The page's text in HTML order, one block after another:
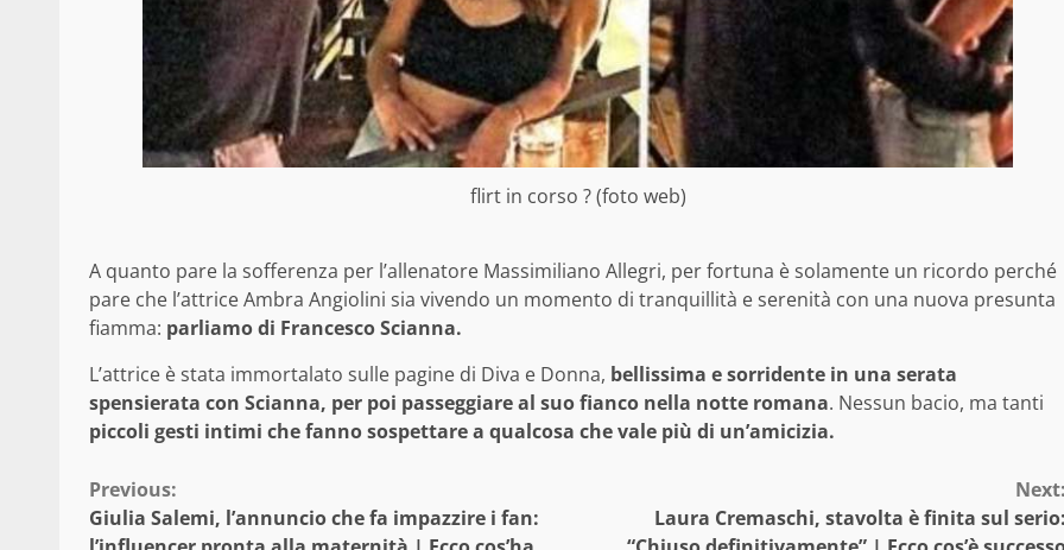
flirt in corso ? (foto web)
A quanto pare la sofferenza per l’allenatore Massimiliano Allegri, per fortuna è solamente un ricordo perché
pare che l’attrice Ambra Angiolini sia vivendo un momento di tranquillità e serenità con una nuova presunta
fiamma: parliamo di Francesco Scianna.
L’attrice è stata immortalato sulle pagine di Diva e Donna, bellissima e sorridente in una serata
spensierata con Scianna, per poi passeggiare al suo fianco nella notte romana. Nessun bacio, ma tanti
piccoli gesti intimi che fanno sospettare a qualcosa che vale più di un’amicizia.
Continue
Previous:
Giulia Salemi, l’annuncio che fa impazzire i fan:
Laura Cremaschi, stavolta è finita sul